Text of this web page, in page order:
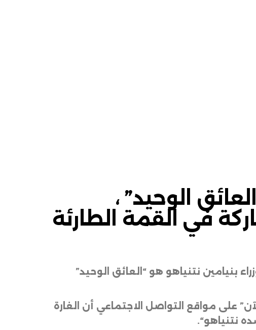
الوحيد” ،
في القمة الطارئة
بنيامين نتنياهو هو “العائق الوحيد”
على مواقع التواصل الاجتماعي أن الغارة
نتنياهو“.